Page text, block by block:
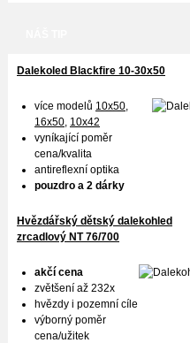
Dalekoled Blackfire 10-30x50
více modelů 10x50,
16x50, 10x42
vyníkající poměr
cena/kvalita
antireflexní optika
pouzdro a 2 dárky
Hvězdářský dětský dalekohled
zrcadlový NT 76/700
akčí cena
zvětšení až 232x
hvězdy i pozemní cíle
výborný poměr
cena/užitek